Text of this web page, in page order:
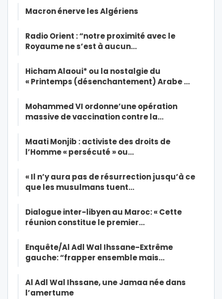
Macron énerve les Algériens
Radio Orient : “notre proximité avec le
Royaume ne s’est à aucun…
Hicham Alaoui* ou la nostalgie du
« Printemps (désenchantement) Arabe …
Mohammed VI ordonne’une opération
massive de vaccination contre la…
Maati Monjib : activiste des droits de
l’Homme « persécuté » ou…
« Il n’y aura pas de résurrection jusqu’à ce
que les musulmans tuent…
Dialogue inter-libyen au Maroc: « Cette
réunion constitue le premier…
Enquête/Al Adl Wal Ihssane-Extrême
gauche: “frapper ensemble mais…
Al Adl Wal Ihssane, une Jamaa née dans
l’amertume